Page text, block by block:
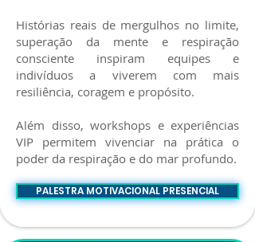
Histórias reais de mergulhos no limite,
superação da mente e respiração
consciente inspiram equipes e
indivíduos a viverem com mais
resiliência, coragem e propósito.
Além disso, workshops e experiências
VIP permitem vivenciar na prática o
poder da respiração e do mar profundo.
PALESTRA MOTIVACIONAL PRESENCIAL